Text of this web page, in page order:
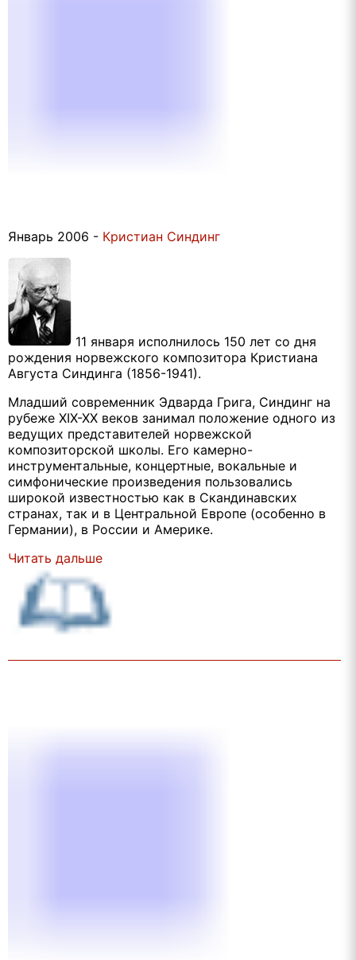
Январь 2006 - Кристиан Синдинг
11 января исполнилось 150 лет со дня
рождения норвежского композитора Кристиана
Августа Синдинга (1856-1941).
Младший современник Эдварда Грига, Синдинг на
рубеже XIX-XX веков занимал положение одного из
ведущих представителей норвежской
композиторской школы. Его камерно-
инструментальные, концертные, вокальные и
симфонические произведения пользовались
широкой известностью как в Скандинавских
странах, так и в Центральной Европе (особенно в
Германии), в России и Америке.
Читать дальше